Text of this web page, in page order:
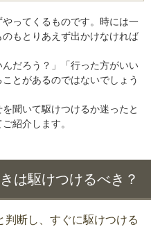
ってくるものです。時には一
もとりあえず出かけなければ
だろう？」「行った方がいい
とがあるのではないでしょう
聞いて駆けつけるか迷ったと
紹介します。
は駆けつけるべき？
判断し、すぐに駆けつける